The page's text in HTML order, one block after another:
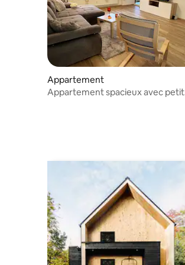
Appartement
Appartement spacieux avec petit